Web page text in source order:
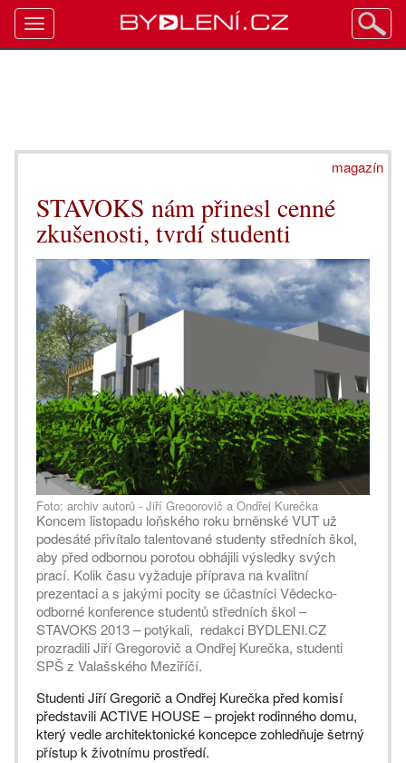
magazín
STAVOKS nám přinesl cenné
zkušenosti, tvrdí studenti
Foto: archiv autorů - Jiří Gregorovič a Ondřej Kurečka
Koncem listopadu loňského roku brněnské VUT už
podesáté přivítalo talentované studenty středních škol,
aby před odbornou porotou obhájili výsledky svých
prací. Kolik času vyžaduje příprava na kvalitní
prezentaci a s jakými pocity se účastníci Vědecko-
odborné konference studentů středních škol –
STAVOKS 2013 – potýkali, redakci BYDLENI.CZ
prozradili Jiří Gregorovič a Ondřej Kurečka, studenti
SPŠ z Valašského Meziříčí.
Studenti Jiří Gregorič a Ondřej Kurečka před komisí
představili ACTIVE HOUSE – projekt rodinného domu,
který vedle architektonické koncepce zohledňuje šetrný
přístup k životnímu prostředí.
Toggle
navigation